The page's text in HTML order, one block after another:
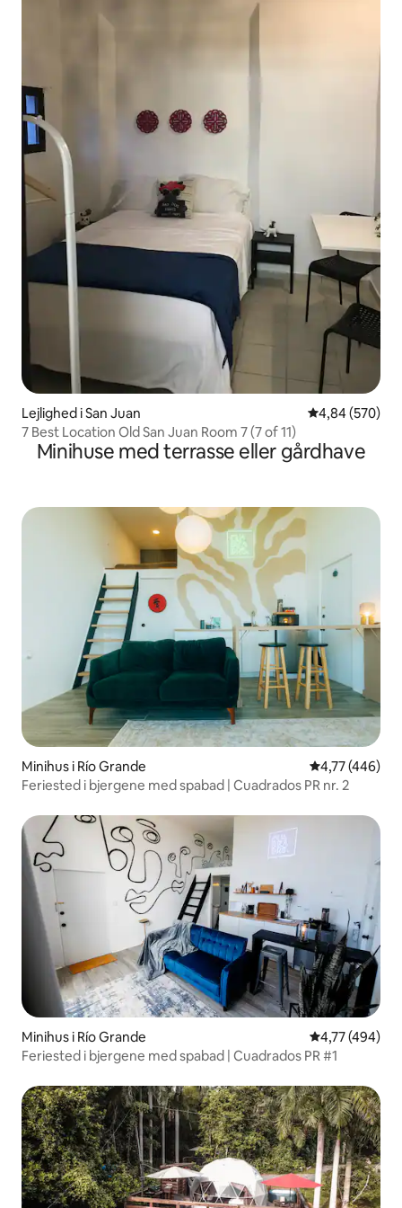
Lejlighed i San Juan 4,84 ud af 5 i
4,84 (570)
7 Best Location Old San Juan Room 7 (7 of 11)
Minihuse med terrasse eller gårdhave
Minihus i Río Grande 4,77 ud af 5 i
4,77 (446)
Feriested i bjergene med spabad | Cuadrados PR nr. 2
Minihus i Río Grande 4,77 ud af 5 i
4,77 (494)
Feriested i bjergene med spabad | Cuadrados PR #1